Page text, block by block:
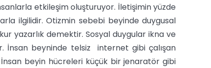
etkileşim oluşturuyor. İletişimin yüzde
ilgilidir. Otizmin sebebi beyinde duygusal
yazarlık demektir. Sosyal duygular ikna ve
İnsan beyninde telsiz internet gibi çalışan
İnsan beyin hücreleri küçük bir jenaratör gibi